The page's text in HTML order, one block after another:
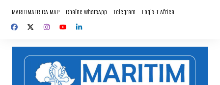
contenu
MARITIMAFRICA MAP Chaîne WhatsApp Telegram Logis-T Africa